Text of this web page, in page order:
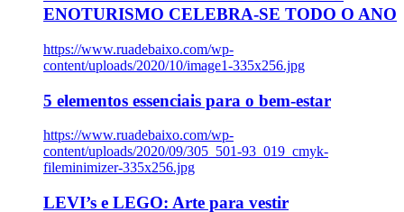
ENOTURISMO CELEBRA-SE TODO O ANO
https://www.ruadebaixo.com/wp-
content/uploads/2020/10/image1-335x256.jpg
5 elementos essenciais para o bem-estar
https://www.ruadebaixo.com/wp-
content/uploads/2020/09/305_501-93_019_cmyk-
fileminimizer-335x256.jpg
LEVI’s e LEGO: Arte para vestir